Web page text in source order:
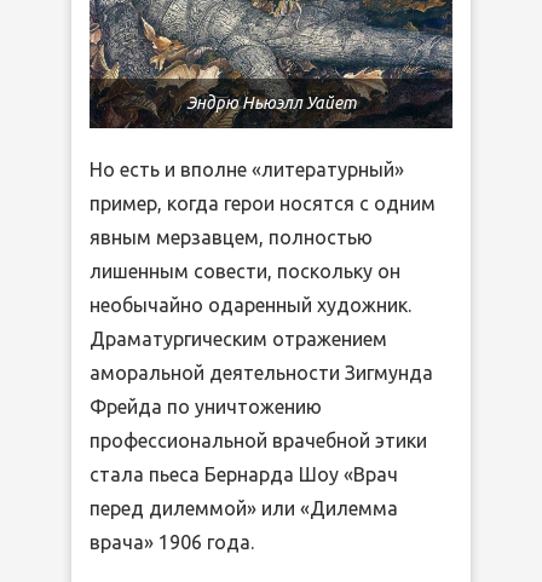
Эндрю Ньюэлл Уайет
Но есть и вполне «литературный»
пример, когда герои носятся с одним
явным мерзавцем, полностью
лишенным совести, поскольку он
необычайно одаренный художник.
Драматургическим отражением
аморальной деятельности Зигмунда
Фрейда по уничтожению
профессиональной врачебной этики
стала пьеса Бернарда Шоу «Врач
перед дилеммой» или «Дилемма
врача» 1906 года.